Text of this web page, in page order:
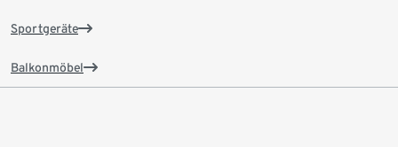
Sportgeräte
Balkonmöbel